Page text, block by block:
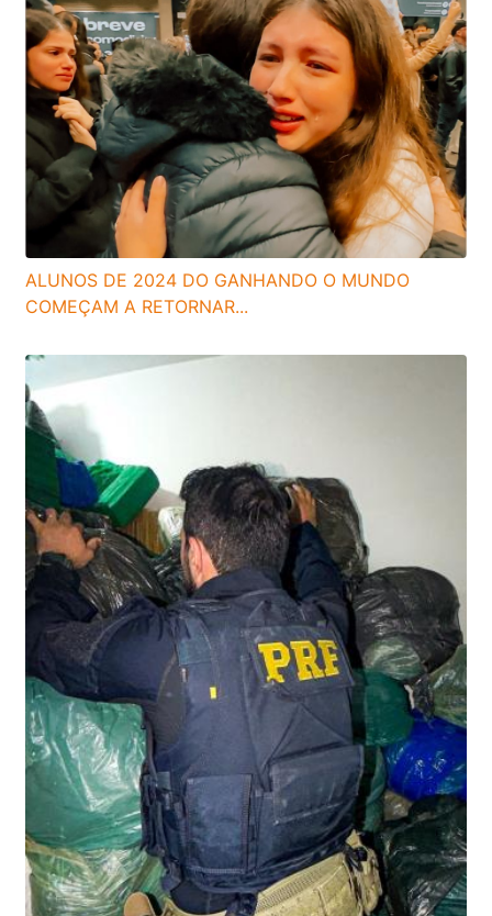
ALUNOS DE 2024 DO GANHANDO O MUNDO
COMEÇAM A RETORNAR...